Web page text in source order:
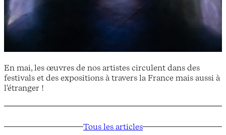
En mai, les œuvres de nos artistes circulent dans des
festivals et des expositions à travers la France mais aussi à
l'étranger !
Tous les articles